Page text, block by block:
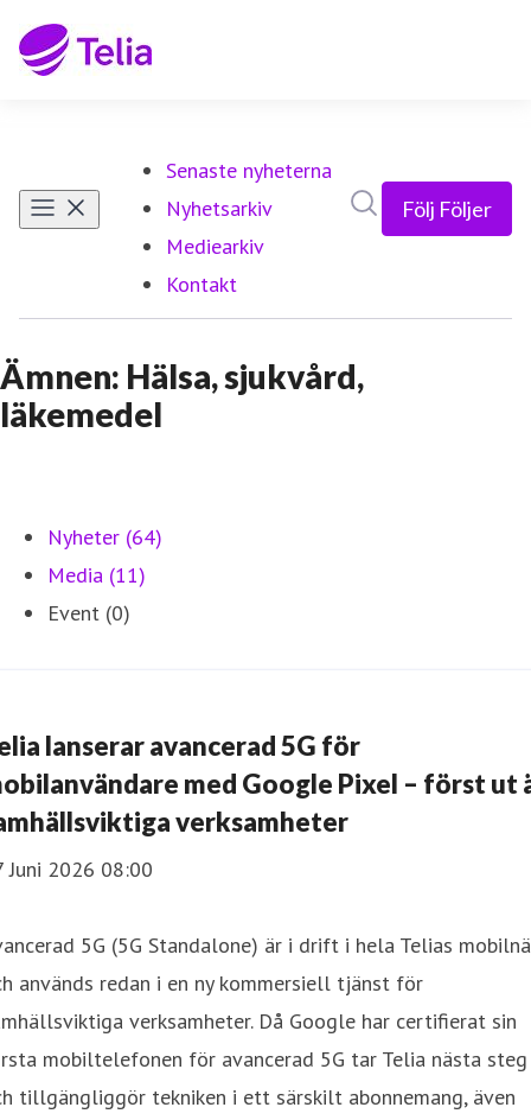
Senaste nyheterna
Nyhetsarkiv
Mediearkiv
Kontakt
Följ Följer
Ämnen: Hälsa, sjukvård,
läkemedel
Nyheter (64)
Media (11)
Event (0)
lanserar avancerad 5G för
med Google Pixel – först ut
verksamheter
Juni 2026 08:00
5G (5G Standalone) är i drift i hela Telias
används redan i en ny kommersiell tjänst för
verksamheter. Då Google har certifierat sin
mobiltelefonen för avancerad 5G tar Telia nästa steg
tillgängliggör tekniken i ett särskilt abonnemang, även